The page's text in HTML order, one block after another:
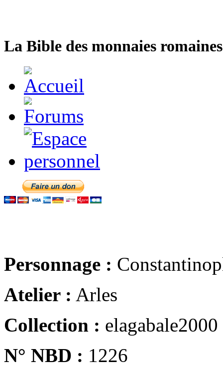
La Bible des monnaies
Personnage :
Atelier : Arles
Collection : elagabale2000
N° NBD : 1226